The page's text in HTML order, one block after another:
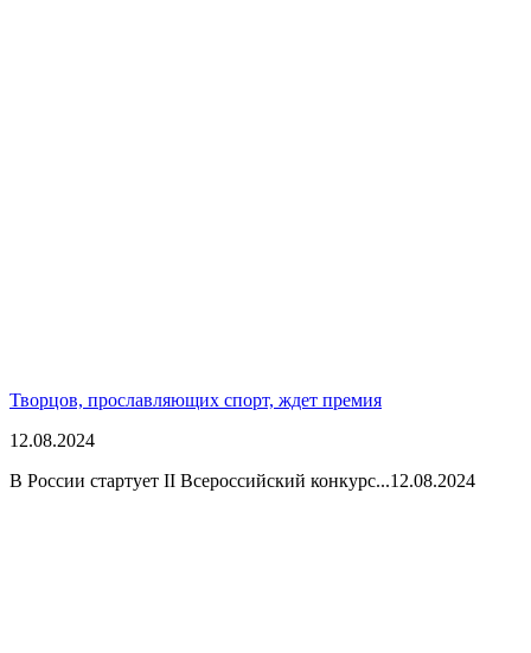
Творцов, прославляющих спорт, ждет премия
12.08.2024
В России стартует II Всероссийский конкурс...12.08.2024